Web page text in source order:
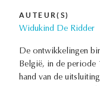
AUTEUR(S)
Widukind De Ridder
De ontwikkelingen
België, in de periode
hand van de